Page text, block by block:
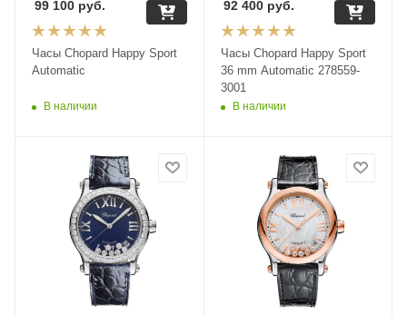
Часы Chopard Happy Sport
Automatic
В наличии
99 100 руб.
Часы Chopard Happy Sport
36 mm Automatic 278559-
3001
В наличии
92 400руб.